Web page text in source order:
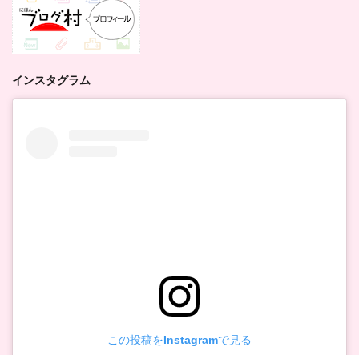
インスタグラム
この投稿をInstagramで見る